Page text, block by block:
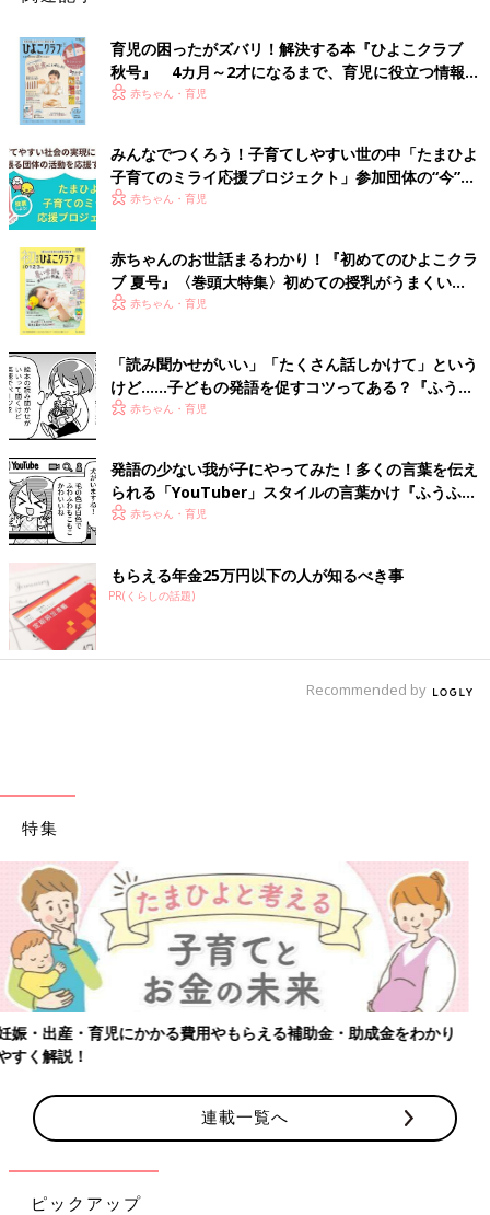
育児の困ったがズバリ！解決する本『ひよこクラブ
秋号』 4カ月～2才になるまで、育児に役立つ情報が
いっぱい！
赤ちゃん・育児
みんなでつくろう！子育てしやすい世の中「たまひよ
子育てのミライ応援プロジェクト」参加団体の“今”を
レポート！
赤ちゃん・育児
赤ちゃんのお世話まるわかり！『初めてのひよこクラ
ブ 夏号』〈巻頭大特集〉初めての授乳がうまくい
く！ おっぱい・ミルクの基本と夏のトラブル 解決テ
赤ちゃん・育児
「読み聞かせがいい」「たくさん話しかけて」という
けど……子どもの発語を促すコツってある？『ふうふ
う子育て ＃64』
赤ちゃん・育児
発語の少ない我が子にやってみた！多くの言葉を伝え
られる「YouTuber」スタイルの言葉かけ『ふうふう
子育て ＃65』
赤ちゃん・育児
もらえる年金25万円以下の人が知るべき事
PR(くらしの話題)
Recommended by
特集
【ワクチン接種できるものも】妊婦の感染症対策、知っておいて！
連載一覧へ
ピックアップ